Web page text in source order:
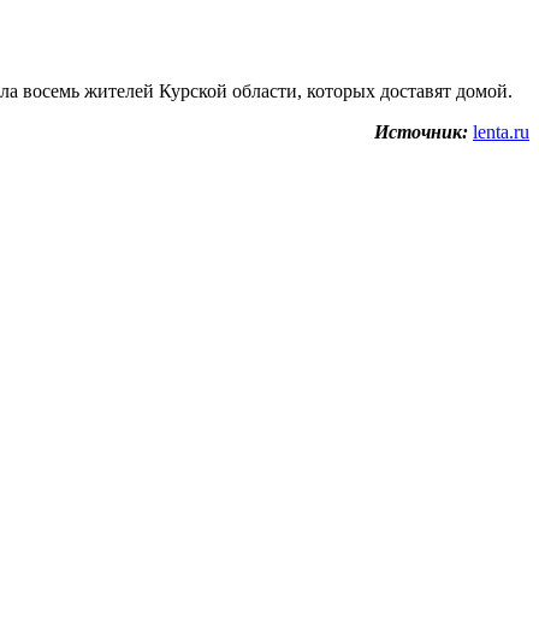
жителей Курской области, которых доставят домой.
Источник: lenta.ru